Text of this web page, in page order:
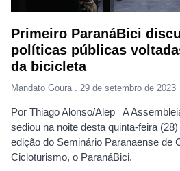
Primeiro ParanáBici
políticas públicas
da bicicleta
Mandato Goura 29 de setembro de 2023
Por Thiago Alonso/Alep A
sediou na noite desta quinta-feira
edição do Seminário Paranaense de
Cicloturismo, o ParanáBici.